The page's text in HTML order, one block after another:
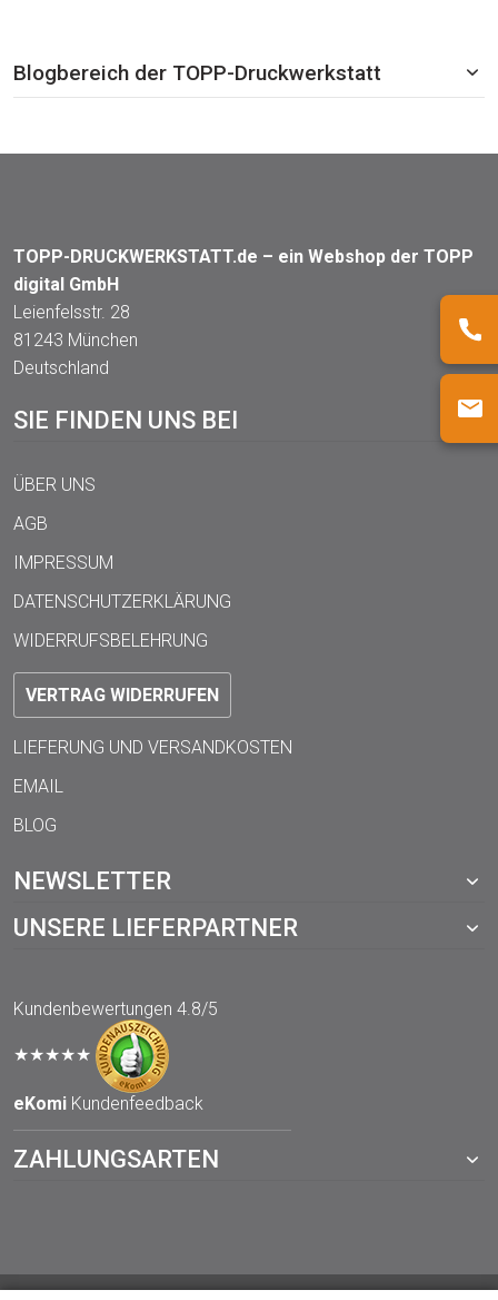
Blogbereich der TOPP-Druckwerkstatt
TOPP-DRUCKWERKSTATT.de – ein Webshop der TOPP
digital GmbH
Leienfelsstr. 28
81243 München
Deutschland
SIE FINDEN UNS BEI
ÜBER UNS
AGB
IMPRESSUM
DATENSCHUTZERKLÄRUNG
WIDERRUFSBELEHRUNG
VERTRAG WIDERRUFEN
LIEFERUNG UND VERSANDKOSTEN
EMAIL
BLOG
NEWSLETTER
UNSERE LIEFERPARTNER
Kundenbewertungen 4.8/5
★★★★★
eKomi Kundenfeedback
ZAHLUNGSARTEN